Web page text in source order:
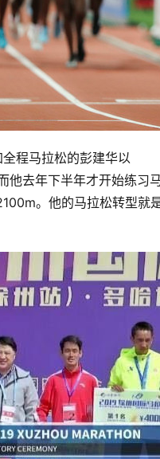
程马拉松的彭建华以
去年下半年才开始练习马
。他的马拉松转型就